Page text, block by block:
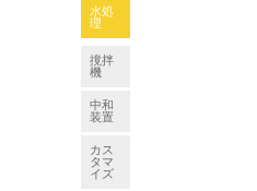
水処
理
撹拌
機
中和
装置
カス
タマ
イズ